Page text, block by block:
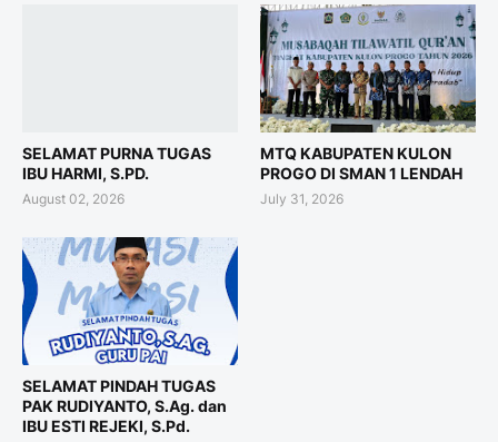
SELAMAT PURNA TUGAS
IBU HARMI, S.PD.
August 02, 2026
MTQ KABUPATEN KULON
PROGO DI SMAN 1 LENDAH
July 31, 2026
SELAMAT PINDAH TUGAS
PAK RUDIYANTO, S.Ag. dan
IBU ESTI REJEKI, S.Pd.